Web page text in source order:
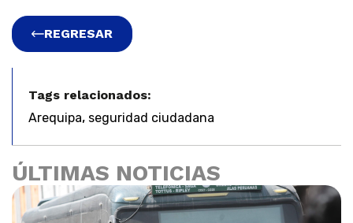
REGRESAR
Tags relacionados:
Arequipa, seguridad ciudadana
ÚLTIMAS NOTICIAS